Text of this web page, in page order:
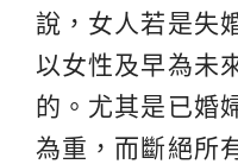
說，女人若是失
以女性及早為未
的。尤其是已婚
為重，而斷絕所